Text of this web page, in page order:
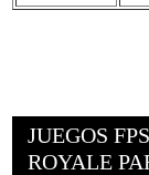
JUEGOS
ROYALE